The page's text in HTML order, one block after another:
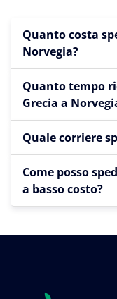
Quanto costa
Norvegia?
Quanto tempo
Grecia a
Quale corriere
Come posso
a basso costo?